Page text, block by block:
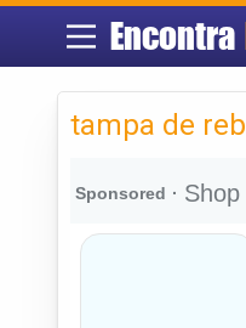
Encontra
tampa de